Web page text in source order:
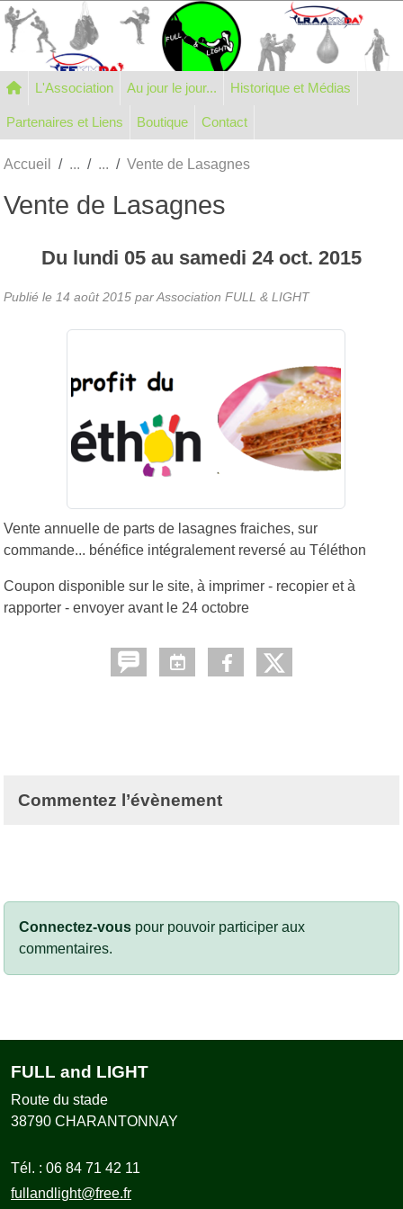
L'Association Au jour le jour... Historique et Médias
Partenaires et Liens Boutique Contact
Accueil Vente de Lasagnes
Vente de Lasagnes
Du lundi 05 au samedi 24 oct. 2015
Publié le 14 août 2015 par Association FULL & LIGHT
Vente annuelle de parts de lasagnes fraiches, sur
commande... bénéfice intégralement reversé au Téléthon
Coupon disponible sur le site, à imprimer - recopier et à
rapporter - envoyer avant le 24 octobre
Commentez l’évènement
Connectez-vous pour pouvoir participer aux
commentaires.
FULL and LIGHT
Route du stade
38790 CHARANTONNAY
Tél. : 06 84 71 42 11
fullandlight@free.fr
Panneau de gestion des cookies